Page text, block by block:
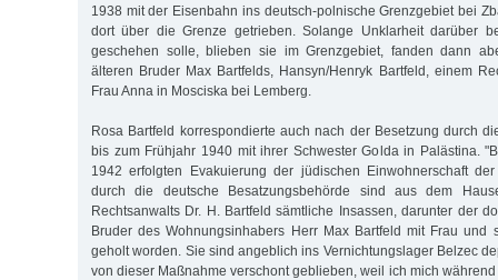
1938 mit der Eisenbahn ins deutsch-polnische Grenzgebiet bei
dort über die Grenze getrieben. Solange Unklarheit darüber
geschehen solle, blieben sie im Grenzgebiet, fanden dann
älteren Bruder Max Bartfelds, Hansyn/Henryk Bartfeld, einem
Frau Anna in Mosciska bei Lemberg.
Rosa Bartfeld korrespondierte auch nach der Besetzung durch
bis zum Frühjahr 1940 mit ihrer Schwester Golda in Palästina.
1942 erfolgten Evakuierung der jüdischen Einwohnerschaft
durch die deutsche Besatzungsbehörde sind aus dem
Rechtsanwalts Dr. H. Bartfeld sämtliche Insassen, darunter der
Bruder des Wohnungsinhabers Herr Max Bartfeld mit Frau und
geholt worden. Sie sind angeblich ins Vernichtungslager Belzec
von dieser Maßnahme verschont geblieben, weil ich mich